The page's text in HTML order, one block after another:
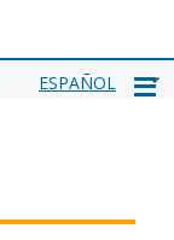
ESPAÑOL